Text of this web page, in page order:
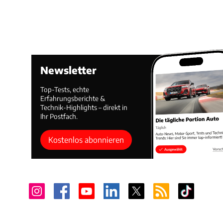
Newsletter
Top-Tests, echte
Erfahrungsberichte &
Technik-Highlights – direkt in
Ihr Postfach.
Kostenlos abonnieren